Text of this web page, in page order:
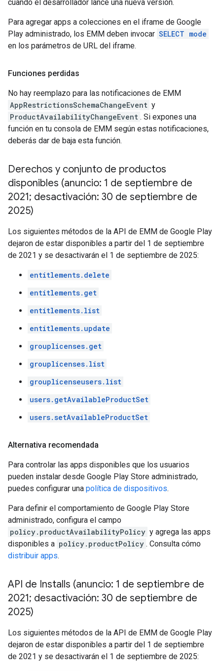
cuando el desarrollador lance una nueva versión.
Para agregar apps a colecciones en el iframe de Google
Play administrado, los EMM deben invocar SELECT mode
en los parámetros de URL del iframe.
Funciones perdidas
No hay reemplazo para las notificaciones de EMM
AppRestrictionsSchemaChangeEvent y
ProductAvailabilityChangeEvent . Si expones una
función en tu consola de EMM según estas notificaciones,
deberás dar de baja esta función.
Derechos y conjunto de productos
disponibles (anuncio: 1 de septiembre de
2021; desactivación: 30 de septiembre de
2025)
Los siguientes métodos de la API de EMM de Google Play
dejaron de estar disponibles a partir del 1 de septiembre
de 2021 y se desactivarán el 1 de septiembre de 2025:
entitlements.delete
entitlements.get
entitlements.list
entitlements.update
grouplicenses.get
grouplicenses.list
grouplicenseusers.list
users.getAvailableProductSet
users.setAvailableProductSet
Alternativa recomendada
Para controlar las apps disponibles que los usuarios
pueden instalar desde Google Play Store administrado,
puedes configurar una política de dispositivos.
Para definir el comportamiento de Google Play Store
administrado, configura el campo
policy.productAvailabilityPolicy y agrega las apps
disponibles a policy.productPolicy . Consulta cómo
distribuir apps.
API de Installs (anuncio: 1 de septiembre de
2021; desactivación: 30 de septiembre de
2025)
Los siguientes métodos de la API de EMM de Google Play
dejaron de estar disponibles a partir del 1 de septiembre
de 2021 y se desactivarán el 1 de septiembre de 2025: